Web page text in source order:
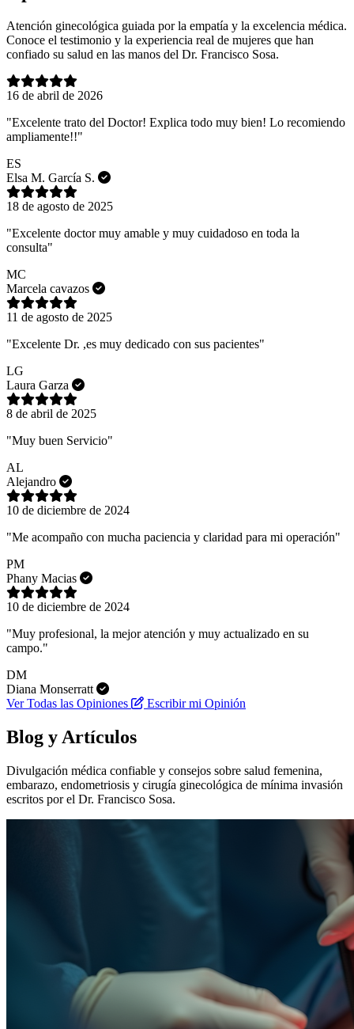
Atención ginecológica guiada por la empatía y la excelencia médica.
Conoce el testimonio y la experiencia real de mujeres que han
confiado su salud en las manos del Dr. Francisco Sosa.
16 de abril de 2026
"Excelente trato del Doctor! Explica todo muy bien! Lo recomiendo
ampliamente!!"
ES
Elsa M. García S.
18 de agosto de 2025
"Excelente doctor muy amable y muy cuidadoso en toda la
consulta"
MC
Marcela cavazos
11 de agosto de 2025
"Excelente Dr. ,es muy dedicado con sus pacientes"
LG
Laura Garza
8 de abril de 2025
"Muy buen Servicio"
AL
Alejandro
10 de diciembre de 2024
"Me acompaño con mucha paciencia y claridad para mi operación"
PM
Phany Macias
10 de diciembre de 2024
"Muy profesional, la mejor atención y muy actualizado en su
campo."
DM
Diana Monserratt
Ver Todas las Opiniones
Escribir mi Opinión
Blog y Artículos
Divulgación médica confiable y consejos sobre salud femenina,
embarazo, endometriosis y cirugía ginecológica de mínima invasión
escritos por el Dr. Francisco Sosa.